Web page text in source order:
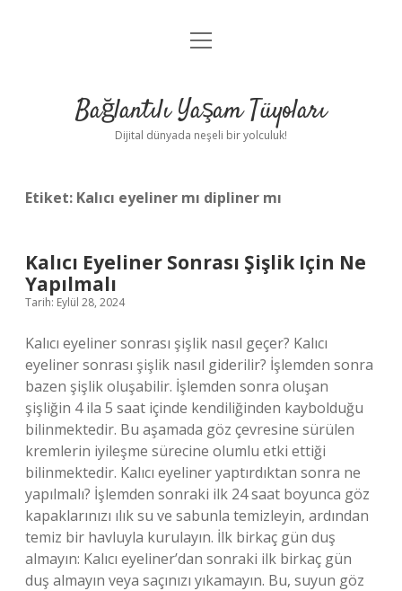
Anasayfa
Yasal Uyarı
menüyü
Bağlantılı Yaşam Tüyoları
Dijital dünyada neşeli bir yolculuk!
Etiket: Kalıcı eyeliner mı dipliner mı
Kalıcı Eyeliner Sonrası Şişlik Için Ne
Yapılmalı
Tarih: Eylül 28, 2024
Kalıcı eyeliner sonrası şişlik nasıl geçer? Kalıcı
eyeliner sonrası şişlik nasıl giderilir? İşlemden sonra
bazen şişlik oluşabilir. İşlemden sonra oluşan
şişliğin 4 ila 5 saat içinde kendiliğinden kaybolduğu
bilinmektedir. Bu aşamada göz çevresine sürülen
kremlerin iyileşme sürecine olumlu etki ettiği
bilinmektedir. Kalıcı eyeliner yaptırdıktan sonra ne
yapılmalı? İşlemden sonraki ilk 24 saat boyunca göz
kapaklarınızı ılık su ve sabunla temizleyin, ardından
temiz bir havluyla kurulayın. İlk birkaç gün duş
almayın: Kalıcı eyeliner’dan sonraki ilk birkaç gün
duş almayın veya saçınızı yıkamayın. Bu, suyun göz